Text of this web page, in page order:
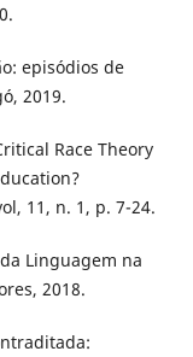
episódios de
2019.
Race Theory
11, n. 1, p. 7-24.
Linguagem na
2018.